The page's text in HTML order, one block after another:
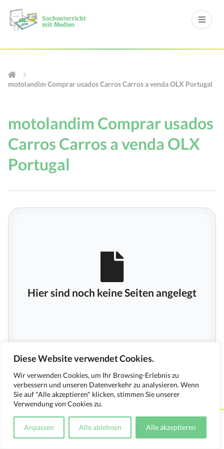
Diese Website verwendet Cookies.
Wir verwenden Cookies, um Ihr Browsing-Erlebnis zu
verbessern und unseren Datenverkehr zu analysieren. Wenn
Sie auf "Alle akzeptieren" klicken, stimmen Sie unserer
Verwendung von Cookies zu.
Anpassen Alle ablehnen Alle akzeptieren
motolandim Comprar usados Carros Carros a venda OLX Portugal
motolandim Comprar usados
Carros Carros a venda OLX
Portugal
Hier sind noch keine Seiten angelegt
Kontakt Impressum Datenschutzerklärung
Medienverwendungsnachweis